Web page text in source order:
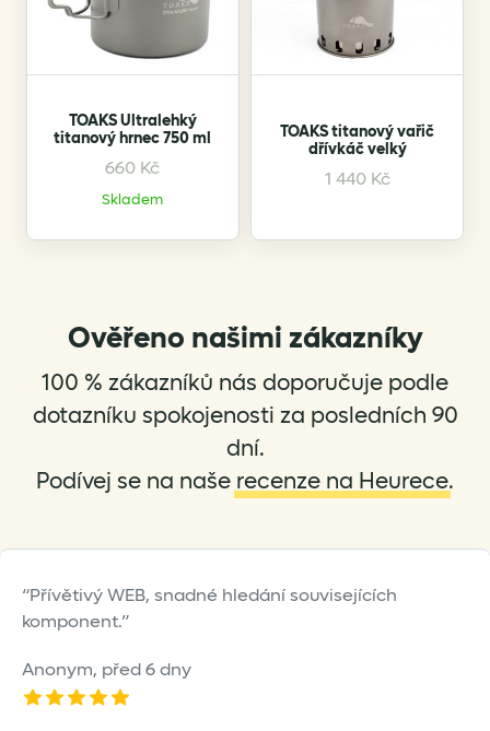
TOAKS Ultralehký
titanový hrnec 750 ml
660 Kč
Skladem
TOAKS titanový vařič
dřívkáč velký
1 440 Kč
Ověřeno našimi zákazníky
100 % zákazníků nás doporučuje podle
dotazníku spokojenosti za posledních 90
dní.
Podívej se na naše recenze na Heurece.
Přívětivý WEB, snadné hledání souvisejících
komponent.
Anonym, před 6 dny